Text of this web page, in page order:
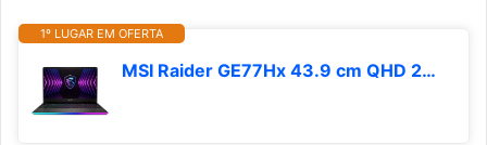
1º LUGAR EM OFERTA
MSI Raider GE77Hx 43.9 cm QHD 240Hz Laptop para jogos: Intel Core i9-12900HX RTX 3080 Ti 32GB DDR5 1TB NVMe SSD, Thunderbolt 4, USB-Type C, Cooler Boost 5, Win11 Pro: Cinza escuro 12UHS-082